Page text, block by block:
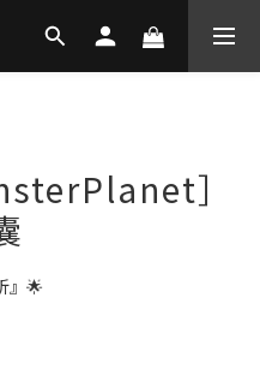
］
』🌟